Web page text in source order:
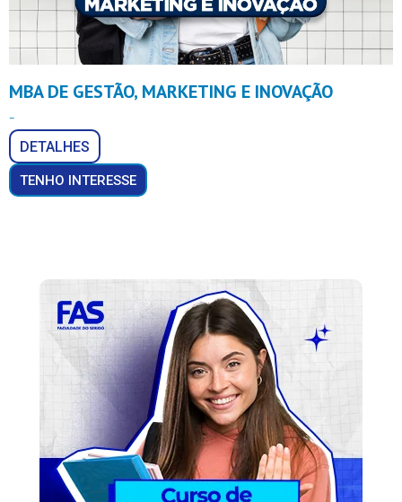
MBA DE GESTÃO, MARKETING E INOVAÇÃO
–
DETALHES
TENHO INTERESSE